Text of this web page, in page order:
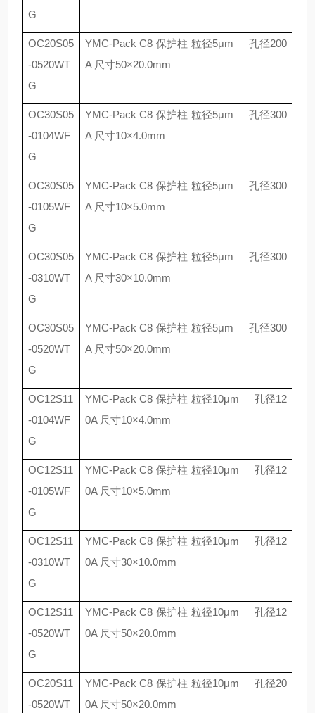
G
OC20S05
-0520WT
G
YMC-Pack C8 保护柱 粒径5μm 孔径200
A 尺寸50×20.0mm
OC30S05
-0104WF
G
YMC-Pack C8 保护柱 粒径5μm 孔径300
A 尺寸10×4.0mm
OC30S05
-0105WF
G
YMC-Pack C8 保护柱 粒径5μm 孔径300
A 尺寸10×5.0mm
OC30S05
-0310WT
G
YMC-Pack C8 保护柱 粒径5μm 孔径300
A 尺寸30×10.0mm
OC30S05
-0520WT
G
YMC-Pack C8 保护柱 粒径5μm 孔径300
A 尺寸50×20.0mm
OC12S11
-0104WF
G
YMC-Pack C8 保护柱 粒径10μm 孔径12
0A 尺寸10×4.0mm
OC12S11
-0105WF
G
YMC-Pack C8 保护柱 粒径10μm 孔径12
0A 尺寸10×5.0mm
OC12S11
-0310WT
G
YMC-Pack C8 保护柱 粒径10μm 孔径12
0A 尺寸30×10.0mm
OC12S11
-0520WT
G
YMC-Pack C8 保护柱 粒径10μm 孔径12
0A 尺寸50×20.0mm
OC20S11
-0520WT
YMC-Pack C8 保护柱 粒径10μm 孔径20
0A 尺寸50×20.0mm